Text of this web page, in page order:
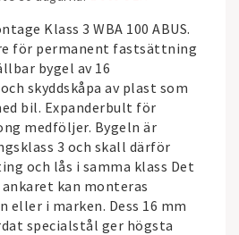
Klass 3 WBA 100 ABUS.
för permanent fastsättning
bygel av 16
skyddskåpa av plast som
bil. Expanderbult för
medföljer. Bygeln är
3 och skall därför
och lås i samma klass Det
kan monteras
eller i marken. Dess 16 mm
specialstål ger högsta